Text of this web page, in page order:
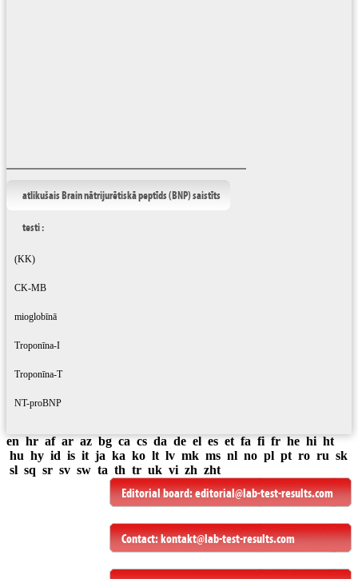
atlikušais Brain nātrijurētiskā peptīds (BNP) saistīts
testi :
(KK)
CK-MB
mioglobīnā
Troponīna-I
Troponīna-T
NT-proBNP
en hr af ar az bg ca cs da de el es et fa fi fr he hi ht
hu hy id is it ja ka ko lt lv mk ms nl no pl pt ro ru sk
sl sq sr sv sw ta th tr uk vi zh zht
Editorial board:editorial@lab-test-results.com
Contact:kontakt@lab-test-results.com